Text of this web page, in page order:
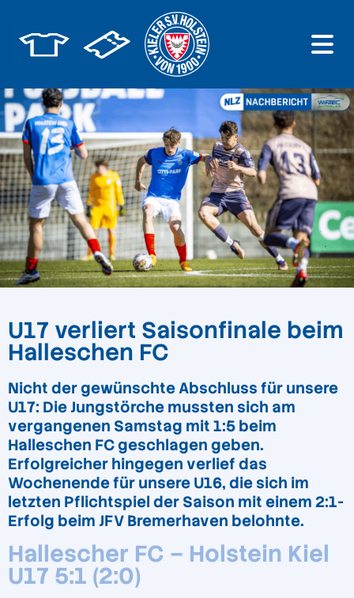
U17 verliert Saisonfinale beim
Halleschen FC
Nicht der gewünschte Abschluss für unsere
U17: Die Jungstörche mussten sich am
vergangenen Samstag mit 1:5 beim
Halleschen FC geschlagen geben.
Erfolgreicher hingegen verlief das
Wochenende für unsere U16, die sich im
letzten Pflichtspiel der Saison mit einem 2:1-
Erfolg beim JFV Bremerhaven belohnte.
Hallescher FC – Holstein Kiel
U17 5:1 (2:0)